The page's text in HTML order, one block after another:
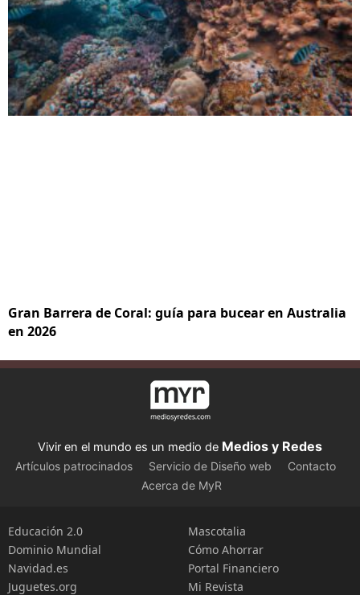
Gran Barrera de Coral: guía para bucear en Australia
en 2026
Vivir en el mundo es un medio de Medios y Redes
Artículos patrocinados Servicio de Diseño web
Contacto
Acerca de MyR
Educación 2.0
Dominio Mundial
Navidad.es
Juguetes.org
Mascotalia
Cómo Ahorrar
Portal Financiero
Mi Revista